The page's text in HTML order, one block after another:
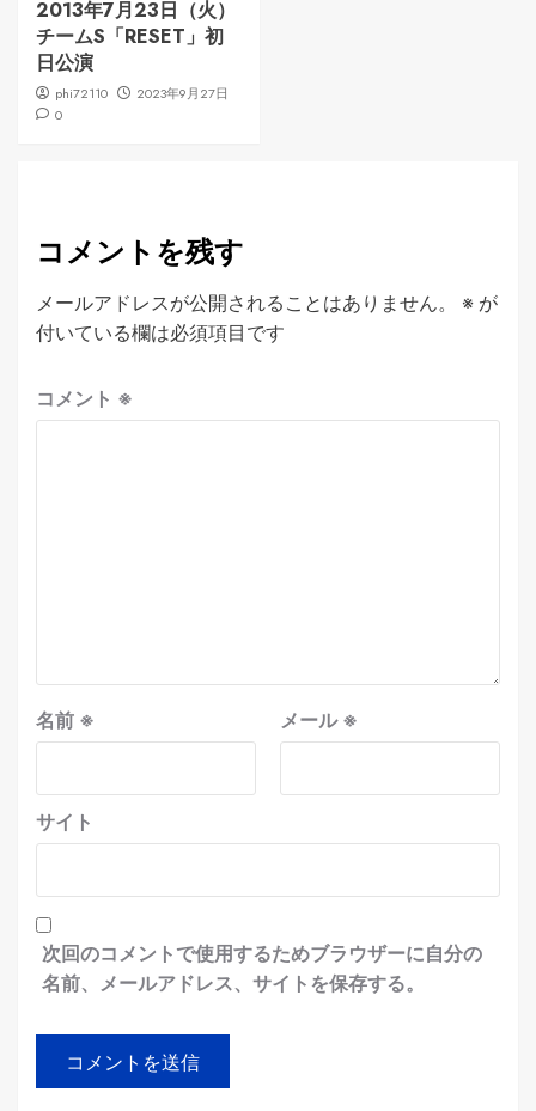
2013年7月23日（火）
チームS「RESET」初
日公演
phi72110
2023年9月27日
0
コメントを残す
メールアドレスが公開されることはありません。 ※ が
付いている欄は必須項目です
コメント ※
名前 ※ メール※
サイト
次回のコメントで使用するためブラウザーに自分の
名前、メールアドレス、サイトを保存する。